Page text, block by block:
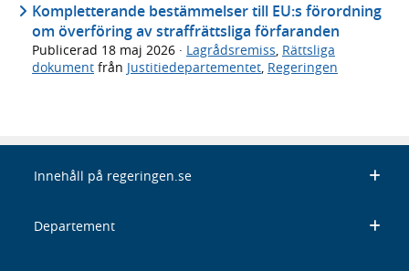
Kompletterande bestämmelser till EU:s förordning
om överföring av straffrättsliga förfaranden
Publicerad 18 maj 2026 · Lagrådsremiss, Rättsliga
dokument från Justitiedepartementet, Regeringen
Innehåll på regeringen.se
Departement